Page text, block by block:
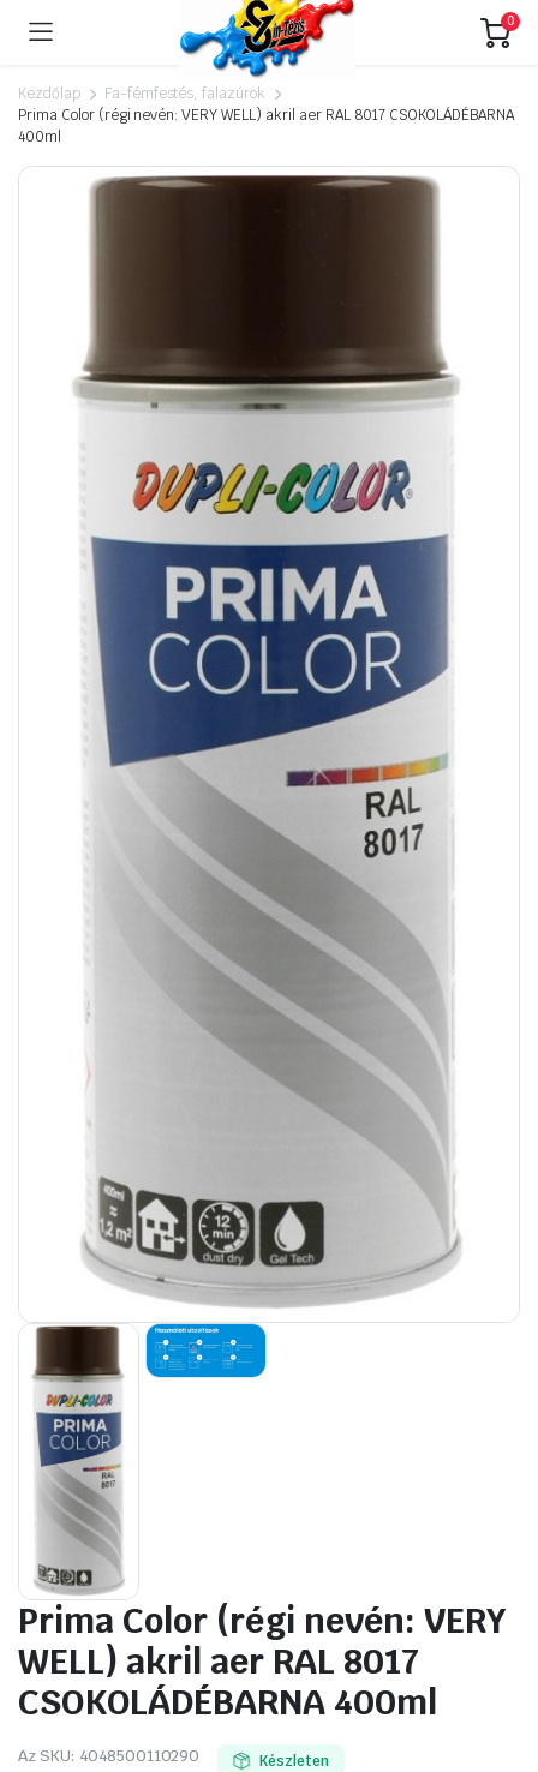
0
Kezdőlap
Fa-fémfestés, falazúrok
Prima Color (régi nevén: VERY WELL) akril aer RAL 8017 CSOKOLÁDÉBARNA
400ml
Prima Color (régi nevén: VERY
WELL) akril aer RAL 8017
CSOKOLÁDÉBARNA 400ml
Az SKU: 4048500110290 Készleten